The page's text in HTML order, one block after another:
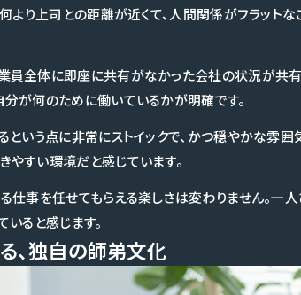
より上司との距離が近くて、人間関係がフラット
員全体に即座に共有がなかった会社の状況が共有
が何のために働いているかが明確です。
いう点に非常にストイックで、かつ穏やかな雰囲
すい環境だと感じています。
仕事を任せてもらえる楽しさは変わりません。一
ると感じます。
、独自の師弟文化